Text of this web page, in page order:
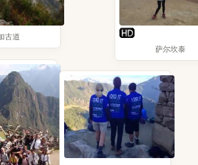
古道
萨尔坎泰